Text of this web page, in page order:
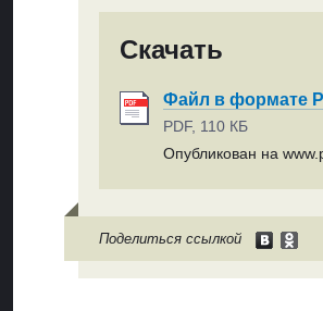
Скачать
Файл в формате
PDF, 110 КБ
Опубликован на
Поделиться ссылкой